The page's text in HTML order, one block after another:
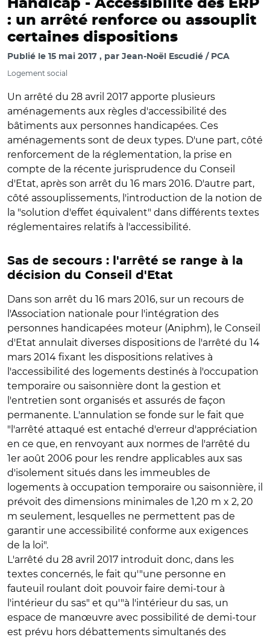
Handicap -Accessibilité des ERP
: un arrêté renforce ou assouplit
certaines dispositions
Publié le 15 mai 2017 par Jean-Noël Escudié / PCA
Logement social
Un arrêté du 28 avril 2017 apporte plusieurs
aménagements aux règles d'accessibilité des
bâtiments aux personnes handicapées. Ces
aménagements sont de deux types. D'une part, côté
renforcement de la réglementation, la prise en
compte de la récente jurisprudence du Conseil
d'Etat, après son arrêt du 16 mars 2016. D'autre part,
côté assouplissements, l'introduction de la notion de
la "solution d'effet équivalent" dans différents textes
réglementaires relatifs à l'accessibilité.
Sas de secours : l'arrêté se range à la
décision du Conseil d'Etat
Dans son arrêt du 16 mars 2016, sur un recours de
l'Association nationale pour l'intégration des
personnes handicapées moteur (Aniphm), le Conseil
d'Etat annulait diverses dispositions de l'arrêté du 14
mars 2014 fixant les dispositions relatives à
l'accessibilité des logements destinés à l'occupation
temporaire ou saisonnière dont la gestion et
l'entretien sont organisés et assurés de façon
permanente. L'annulation se fonde sur le fait que
"l'arrêté attaqué est entaché d'erreur d'appréciation
en ce que, en renvoyant aux normes de l'arrêté du
1er août 2006 pour les rendre applicables aux sas
d'isolement situés dans les immeubles de
logements à occupation temporaire ou saisonnière, il
prévoit des dimensions minimales de 1,20 m x 2, 20
m seulement, lesquelles ne permettent pas de
garantir une accessibilité conforme aux exigences
de la loi".
L'arrêté du 28 avril 2017 introduit donc, dans les
textes concernés, le fait qu'"une personne en
fauteuil roulant doit pouvoir faire demi-tour à
l'intérieur du sas" et qu'"à l'intérieur du sas, un
espace de manœuvre avec possibilité de demi-tour
est prévu hors débattements simultanés des